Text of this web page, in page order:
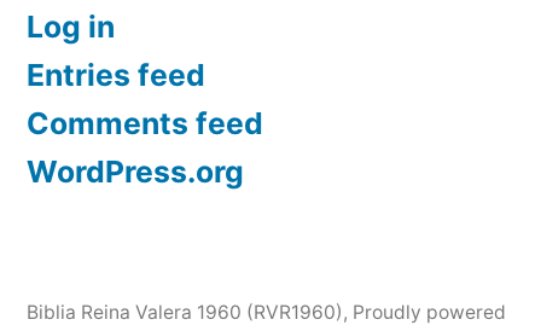
Log in
Entries feed
Comments feed
WordPress.org
Biblia Reina Valera 1960 (RVR1960) , Proudly powered